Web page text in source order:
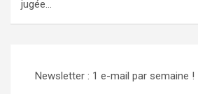
jugée…
Newsletter : 1 e-mail par semaine !